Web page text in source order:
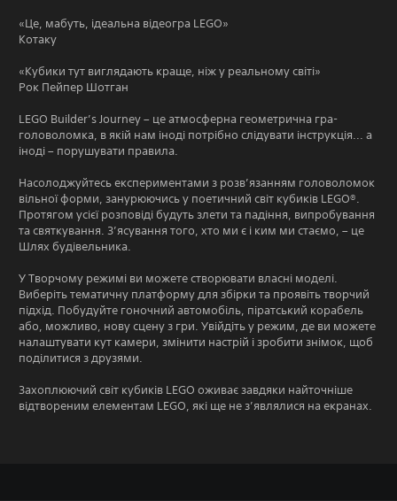
«Це, мабуть, ідеальна відеогра LEGO»
Котаку
«Кубики тут виглядають краще, ніж у реальному світі»
Рок Пейпер Шотган
LEGO Builder’s Journey – це атмосферна геометрична гра-
головоломка, в якій нам іноді потрібно слідувати інструкція... а
іноді – порушувати правила.
Насолоджуйтесь експериментами з розв’язанням головоломок
вільної форми, занурюючись у поетичний світ кубиків LEGO®.
Протягом усієї розповіді будуть злети та падіння, випробування
та святкування. З’ясування того, хто ми є і ким ми стаємо, – це
Шлях будівельника.
У Творчому режимі ви можете створювати власні моделі.
Виберіть тематичну платформу для збірки та проявіть творчий
підхід. Побудуйте гоночний автомобіль, піратський корабель
або, можливо, нову сцену з гри. Увійдіть у режим, де ви можете
налаштувати кут камери, змінити настрій і зробити знімок, щоб
поділитися з друзями.
Захоплюючий світ кубиків LEGO оживає завдяки найточніше
відтвореним елементам LEGO, які ще не з’являлися на екранах.